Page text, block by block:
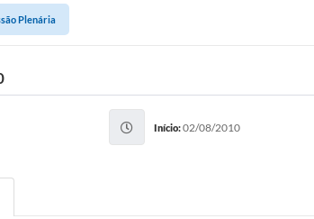
Plenária
Início:02/08/2010